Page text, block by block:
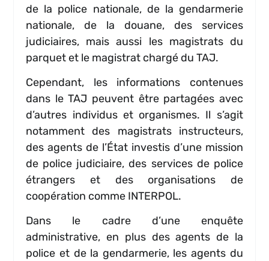
de la police nationale, de la gendarmerie
nationale, de la douane, des services
judiciaires, mais aussi les magistrats du
parquet et le magistrat chargé du TAJ.
Cependant, les informations contenues
dans le TAJ peuvent être partagées avec
d’autres individus et organismes. Il s’agit
notamment des magistrats instructeurs,
des agents de l’État investis d’une mission
de police judiciaire, des services de police
étrangers et des organisations de
coopération comme INTERPOL.
Dans le cadre d’une enquête
administrative, en plus des agents de la
police et de la gendarmerie, les agents du